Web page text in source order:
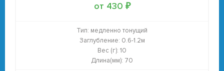
от 430 ₽
Тип: медленно тонущий
Заглубление: 0.6-1.2м
Вес (г): 10
Длина(мм): 70